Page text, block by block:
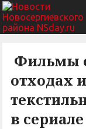
Фильмы
отходах
в